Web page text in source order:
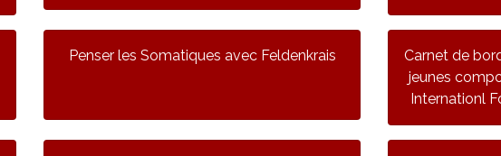
Penser les Somatiques avec Feldenkrais
Carnet de
jeunes
Internationl